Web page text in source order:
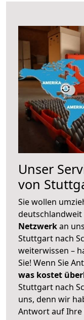
Unser
von
Sie wollen
deutschlandweit
Netzwerkan
Stuttgart nach
weiterwissen –
Sie! Wenn Sie
was kostet
Stuttgart nach
uns, denn wir
Antwort auf Ihre